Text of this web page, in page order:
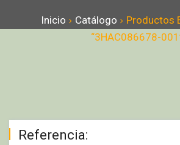
Inicio Catálogo
Productos
“3HAC086678-
Referencia: